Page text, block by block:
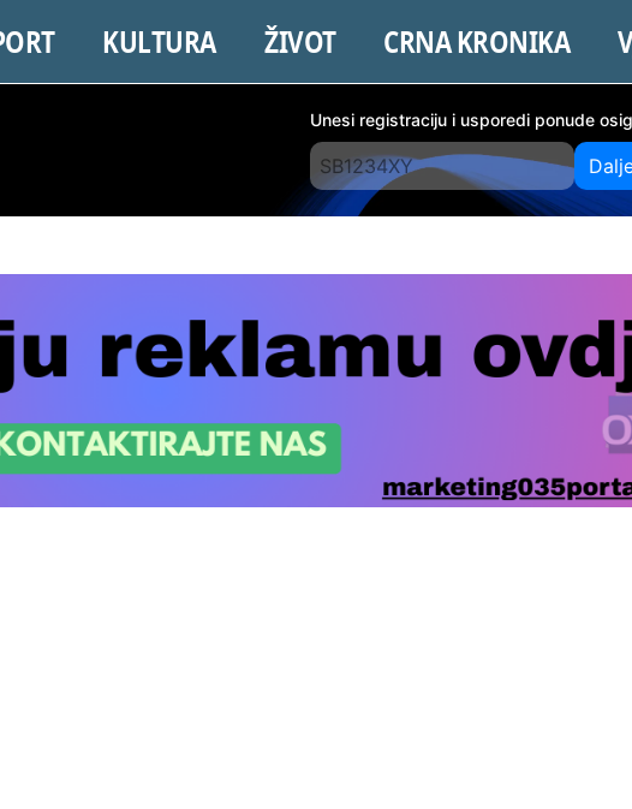
KULTURA ŽIVOT CRNA KRONIKA
Unesi registraciju i usporedi ponude